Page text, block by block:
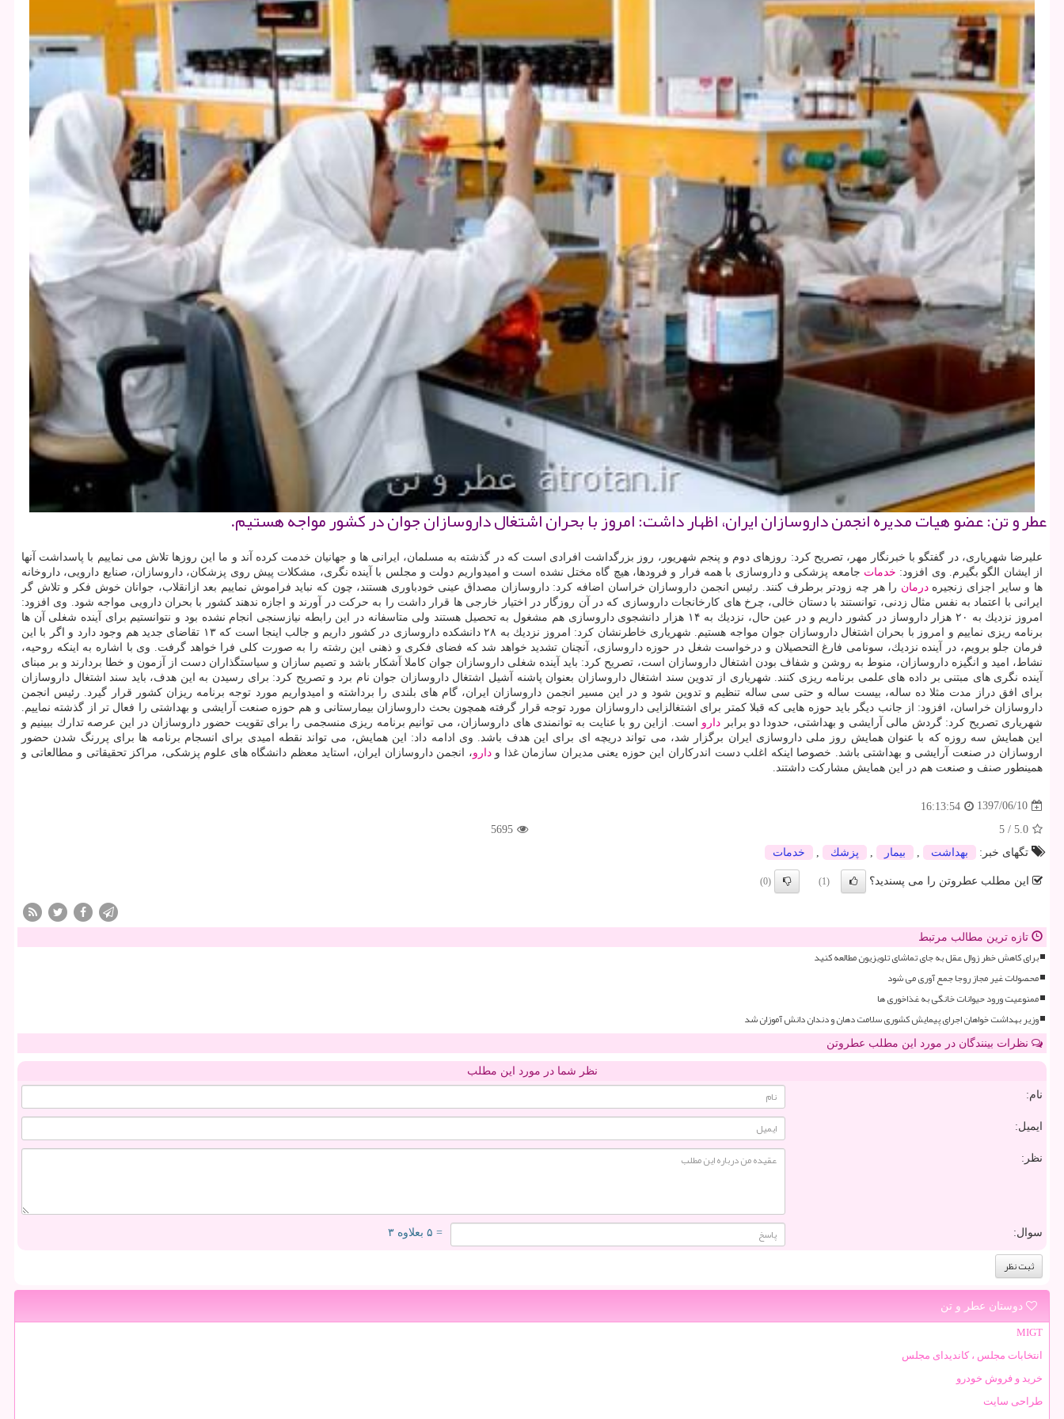
عطر و تن: عضو هیات مدیره انجمن داروسازان ایران، اظهار داشت: امروز با بحران اشتغال داروسازان جوان در كشور مواجه هستیم.
علیرضا شهریاری، در گفتگو با خبرنگار مهر، تصریح كرد: روزهای دوم و پنجم شهریور، روز بزرگداشت افرادی است كه در گذشته به مسلمان، ایرانی ها و جهانیان خدمت كرده آند و ما این روزها تلاش می نماییم با پاسداشت آنها
از ایشان الگو بگیرم. وی افزود: خدمات جامعه پزشكی و داروسازی با همه فرار و فرودها، هیچ گاه مختل نشده است و امیدواریم دولت و مجلس با آینده نگری، مشكلات پیش روی پزشكان، داروسازان، صنایع دارویی، داروخانه
ها و سایر اجزای زنجیرهدرمان را هر چه زودتر برطرف كنند. رئیس انجمن داروسازان خراسان اضافه كرد: داروسازان مصداق عینی خودباوری هستند، چون كه نباید فراموش نماییم بعد ازانقلاب، جوانان خوش فكر و تلاش گر
ایرانی با اعتماد به نفس مثال زدنی، توانستند با دستان خالی، چرخ های كارخانجات داروسازی كه در آن روزگار در اختیار خارجی ها قرار داشت را به حركت در آورند و اجازه ندهند كشور با بحران دارویی مواجه شود. وی افزود:
امروز نزدیك به ۲۰ هزار داروساز در كشور داریم و در عین حال، نزدیك به ۱۴ هزار دانشجوی داروسازی هم مشغول به تحصیل هستند ولی متاسفانه در این رابطه نیازسنجی انجام نشده بود و نتوانستیم برای آینده شغلی آن ها
برنامه ریزی نماییم و امروز با بحران اشتغال داروسازان جوان مواجه هستیم. شهریاری خاطرنشان كرد: امروز نزدیك به ۲۸ دانشكده داروسازی در كشور داریم و جالب اینجا است كه ۱۳ تقاضای جدید هم وجود دارد و اگر با این
فرمان جلو برویم، در آینده نزدیك، سونامی فارغ التحصیلان و درخواست شغل در حوزه داروسازی، آنچنان تشدید خواهد شد كه فضای فكری و ذهنی این رشته را به صورت كلی فرا خواهد گرفت. وی با اشاره به اینكه روحیه،
نشاط، امید و انگیزه داروسازان، منوط به روشن و شفاف بودن اشتغال داروسازان است، تصریح كرد: باید آینده شغلی داروسازان جوان كاملا آشكار باشد و تصیم سازان و سیاستگذاران دست از آزمون و خطا بردارند و بر مبنای
آینده نگری های مبتنی بر داده های علمی برنامه ریزی كنند. شهریاری از تدوین سند اشتغال داروسازان بعنوان پاشنه آشیل اشتغال داروسازان جوان نام برد و تصریح كرد: برای رسیدن به این هدف، باید سند اشتغال داروسازان
برای افق دراز مدت مثلا ده ساله، بیست ساله و حتی سی ساله تنظیم و تدوین شود و در این مسیر انجمن داروسازان ایران، گام های بلندی را برداشته و امیدواریم مورد توجه برنامه ریزان كشور قرار گیرد. رئیس انجمن
داروسازان خراسان، افزود: از جانب دیگر باید حوزه هایی كه قبلا كمتر برای اشتغالزایی داروسازان مورد توجه قرار گرفته همچون بحث داروسازان بیمارستانی و هم حوزه صنعت آرایشی و بهداشتی را فعال تر از گذشته نماییم.
شهریاری تصریح كرد: گردش مالی آرایشی و بهداشتی، حدودا دو برابر دارو است. ازاین رو با عنایت به توانمندی های داروسازان، می توانیم برنامه ریزی منسجمی را برای تقویت حضور داروسازان در این عرصه تدارك ببینیم و
این همایش سه روزه كه با عنوان همایش روز ملی داروسازی ایران برگزار شد، می تواند دریچه ای برای این هدف باشد. وی ادامه داد: این همایش، می تواند نقطه امیدی برای انسجام برنامه ها برای پررنگ شدن حضور
اروسازان در صنعت آرایشی و بهداشتی باشد. خصوصا اینكه اغلب دست اندركاران این حوزه یعنی مدیران سازمان غذا ودارو، انجمن داروسازان ایران، استاید معظم دانشگاه های علوم پزشكی، مراكز تحقیقاتی و مطالعاتی و
همینطور صنف و صنعت هم در این همایش مشاركت داشتند.
1397/06/10
16:13:54
5.0
/
5
5695
تگهای خبر:
بهداشت بیمار پزشك خدمات
این مطلب عطروتن را می پسندید؟ (1)
(0)
تازه ترین مطالب مرتبط
برای کاهش خطر زوال عقل به جای تماشای تلویزیون مطالعه کنید
محصولات غیر مجاز روجا جمع آوری می شود
ممنوعیت ورود حیوانات خانگی به غذاخوری ها
وزیر بهداشت خواهان اجرای پیمایش کشوری سلامت دهان و دندان دانش آموزان شد
نظرات بینندگان در مورد این مطلب عطروتن
نظر شما در مورد این مطلب
نام:
ایمیل:
نظر:
سوال: = ۵ بعلاوه ۳
دوستان عطر و تن
MIGT
انتخابات مجلس ، کاندیدای مجلس
خرید و فروش خودرو
طراحی سایت